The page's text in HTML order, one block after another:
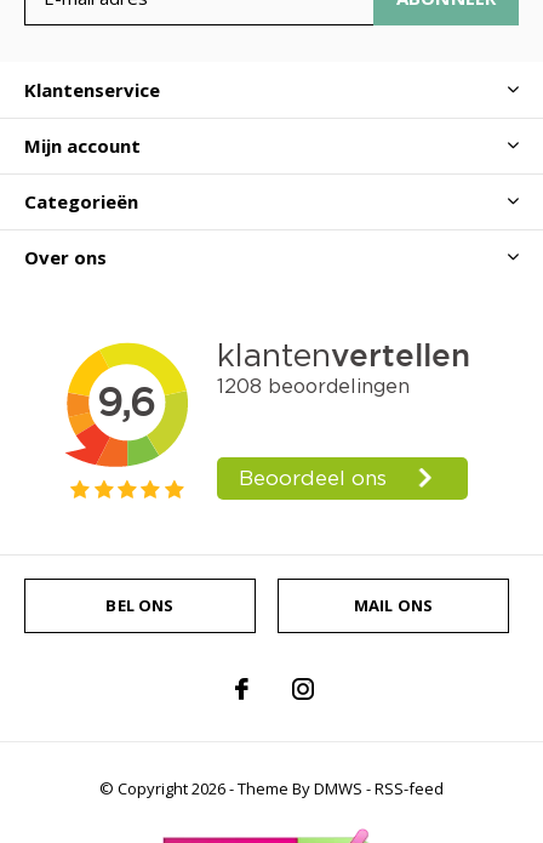
Klantenservice
Mijn account
Categorieën
Over ons
BEL ONS MAIL ONS
© Copyright2026- Theme ByDMWS -RSS-feed